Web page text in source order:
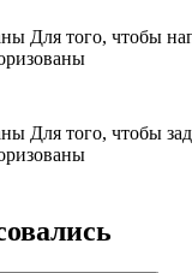
Для того, чтобы
Для того, чтобы